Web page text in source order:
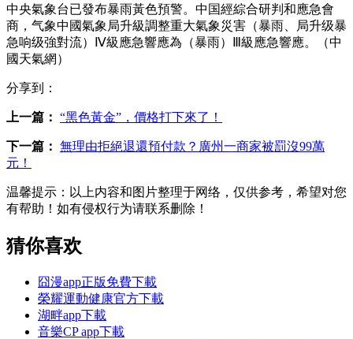
中央氣象台已發布暴雨黃色預警。中国經綜合研判和應急會
商，气象中國氣象局升級調整重大氣象災害（暴雨、局升级暴
急响级強對流）Ⅳ級應急響應為（暴雨）Ⅲ級應急響應。（中
國天氣網）
分享到：
上一篇： “黑色黃金”，價格打下來了！
下一篇： 無理由拒絕退還預付款？廣州一商家被罰沒99萬
元！
温馨提示： 以上内容和图片整理于网络，仅供参考，希望对您
有帮助！如有侵权行为请联系删除！
猜你喜欢
囧漫app正版免費下載
榮耀運動健康官方下載
湖畔app下載
音樂CP app下載